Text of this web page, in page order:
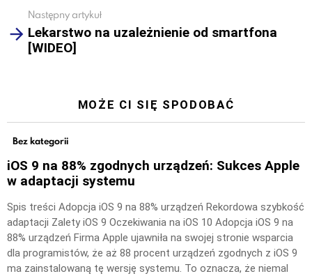
Następny artykuł
Lekarstwo na uzależnienie od smartfona
[WIDEO]
MOŻE CI SIĘ SPODOBAĆ
Bez kategorii
iOS 9 na 88% zgodnych urządzeń: Sukces Apple
w adaptacji systemu
Spis treści Adopcja iOS 9 na 88% urządzeń Rekordowa szybkość
adaptacji Zalety iOS 9 Oczekiwania na iOS 10 Adopcja iOS 9 na
88% urządzeń Firma Apple ujawniła na swojej stronie wsparcia
dla programistów, że aż 88 procent urządzeń zgodnych z iOS 9
ma zainstalowaną tę wersję systemu. To oznacza, że niemal